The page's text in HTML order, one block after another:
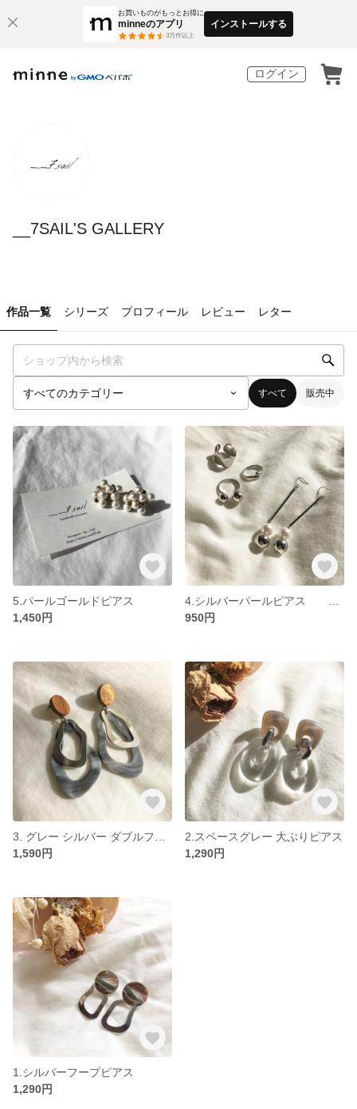
お買いものがもっとお得に
minneのアプリ
3万件以上
インストールする
ログイン
__7SAIL'S GALLERY
作品一覧 シリーズ プロフィール レビュー レター
すべて 販売中
5.パールゴールドピアス
1,450円
950円
1,590円
2.スペースグレー 大ぶりピアス
1,290円
1.シルバーフープピアス
1,290円